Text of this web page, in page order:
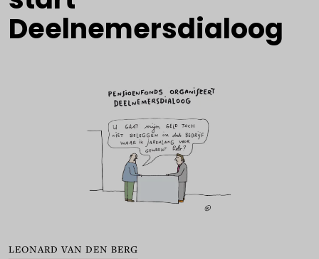
Deelnemersdialoog
LEONARD VAN DEN BERG